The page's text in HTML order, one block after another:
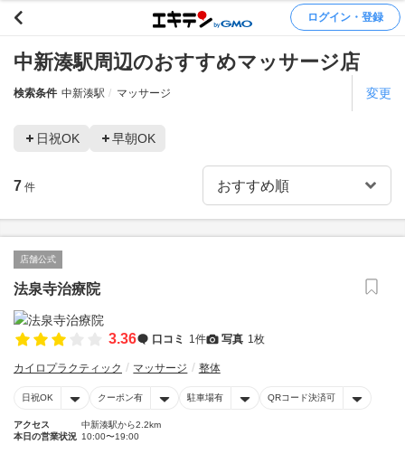
ログイン・登録
中新湊駅周辺のおすすめマッサージ店
検索条件 中新湊駅 マッサージ 変更
日祝OK 早朝OK
7 件
店舗公式
法泉寺治療院
3.36 口コミ 1件 写真 1枚
カイロプラクティック マッサージ 整体
日祝OK クーポン有 駐車場有 QRコード決済可
アクセス
中新湊駅から2.2km
本日の営業状況 10:00〜19:00